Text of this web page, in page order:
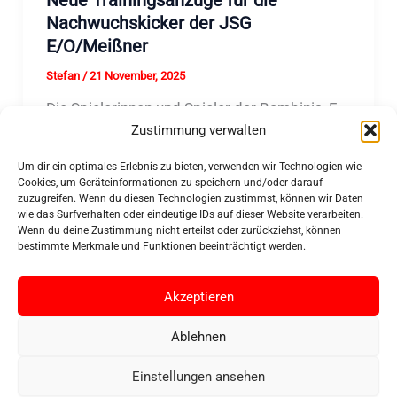
Zustimmung verwalten
Um dir ein optimales Erlebnis zu bieten, verwenden wir Technologien wie
Cookies, um Geräteinformationen zu speichern und/oder darauf
zuzugreifen. Wenn du diesen Technologien zustimmst, können wir Daten
wie das Surfverhalten oder eindeutige IDs auf dieser Website verarbeiten.
Wenn du deine Zustimmung nicht erteilst oder zurückziehst, können
bestimmte Merkmale und Funktionen beeinträchtigt werden.
Akzeptieren
Ablehnen
Einstellungen ansehen
Nachwuchskicker der JSG
E/O/Meißner
Stefan /21 November, 2025
Die Spielerinnen und Spieler der Bambinis, F-
Jugend und E-Jugend der JSG E/O/Meißner
freuen sich über ihre neuen Trainingsanzüge.
Copyright © 2026 FTSV Abterode 1920 e.V.
Datenschutzerklärung